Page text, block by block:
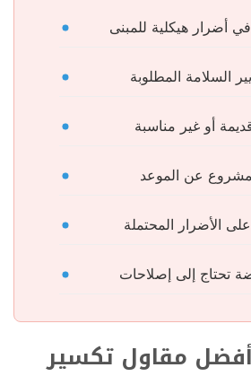
أضرار هيكلية للمبنى
السلامة المطلوبة
أو غير مناسبة
عن الموعد
الأضرار المحتملة
تحتاج إلى إصلاحات
أفضل مقاول تكسير